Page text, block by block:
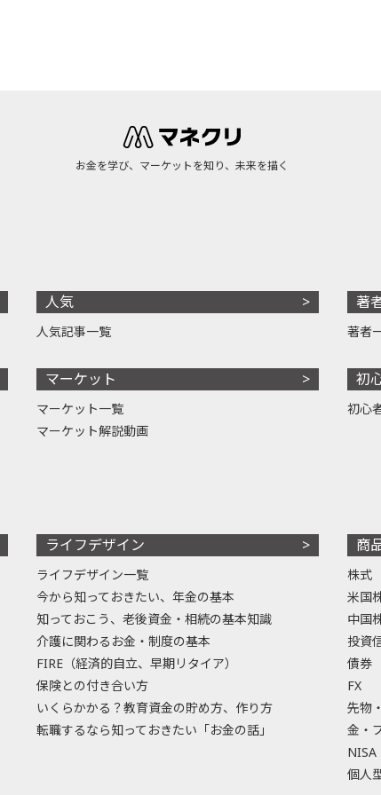
お金を学び、マーケットを知り、未来を描く
人気
人気記事一覧
マーケット
マーケット一覧
マーケット解説動画
著
著者
初
初心
ライフデザイン
ライフデザイン一覧
今から知っておきたい、年金の基本
知っておこう、老後資金・相続の基本知識
介護に関わるお金・制度の基本
FIRE（経済的自立、早期リタイア）
保険との付き合い方
いくらかかる？教育資金の貯め方、作り方
転職するなら知っておきたい「お金の話」
商
株式
米国
中国
投資
債券
FX
先物
金・
NISA
個人